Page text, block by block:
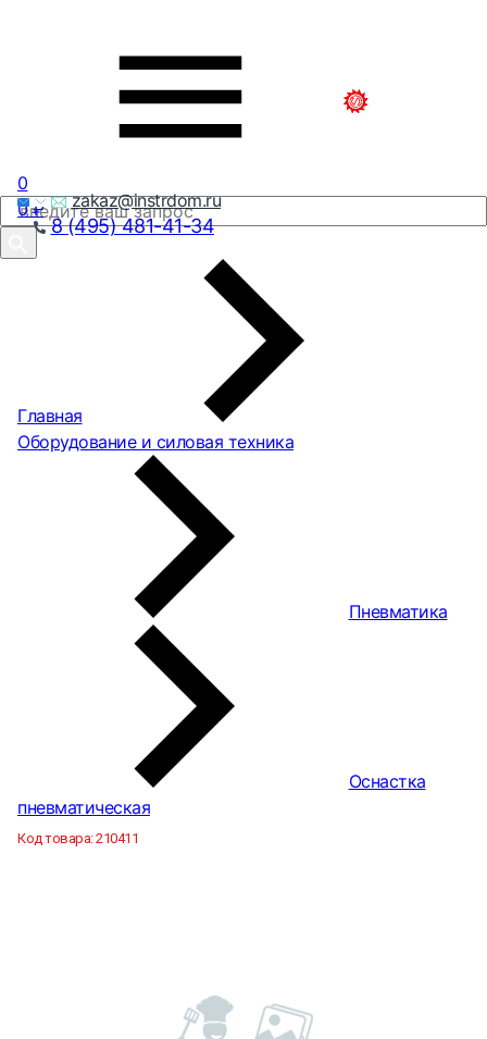
zakaz@instrdom.ru
8 (495) 481-41-34
0
0₽
Главная
Оборудование и силовая техника
Пневматика
Оснастка
пневматическая
Код товара:210411